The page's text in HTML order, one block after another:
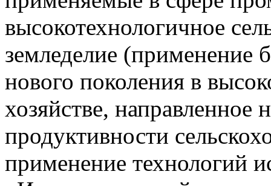
высокотехнологичное
земледелие (применение
нового поколения в
хозяйстве, направленное
продуктивности
применение технологий